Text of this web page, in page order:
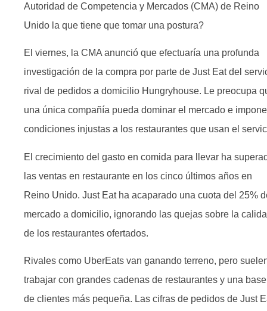
Autoridad de Competencia y Mercados (CMA) de Reino
Unido la que tiene que tomar una postura?
El viernes, la CMA anunció que efectuaría una profunda
investigación de la compra por parte de Just Eat del
rival de pedidos a domicilio Hungryhouse. Le preocupa
una única compañía pueda dominar el mercado e
condiciones injustas a los restaurantes que usan el
El crecimiento del gasto en comida para llevar ha
las ventas en restaurante en los cinco últimos años en
Reino Unido. Just Eat ha acaparado una cuota del 25%
mercado a domicilio, ignorando las quejas sobre la
de los restaurantes ofertados.
Rivales como UberEats van ganando terreno, pero
trabajar con grandes cadenas de restaurantes y una base
de clientes más pequeña. Las cifras de pedidos de Just